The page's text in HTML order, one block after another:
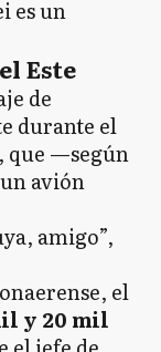
es un
Este
de
durante el
que —según
avión
amigo”,
el
y 20 mil